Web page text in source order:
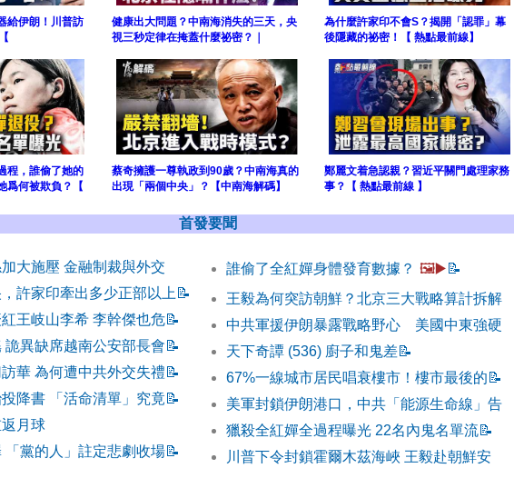
給伊朗！川普訪
健康出大問題？中南海消失的三天，央
視三秒定律在掩蓋什麼祕密？｜
為什麼許家印不會S？揭開「認罪」幕
後隱藏的祕密！【 熱點最前線】
程，誰偷了她的
爲何被欺負？【
蔡奇擁護一尊執政到90歲？中南海真的
出現「兩個中央」？【中南海解碼】
鄭麗文着急認親？習近平關門處理家務
事？【 熱點最前線 】
首發要聞
大施壓 金融制裁與外交
許家印牽出多少正部以上 📝
王岐山李希 李幹傑也危📝
詭異缺席越南公安部長會 📝
華 為何遭中共外交失禮 📝
降書 「活命清單」究竟 📝
月球
「黨的人」註定悲劇收場📝
誰偷了全紅嬋身體發育數據？ 🖼️▶️ 📝
王毅為何突訪朝鮮？北京三大戰略算計拆解
中共軍援伊朗暴露戰略野心 美國中東強硬
天下奇譚 (536) 廚子和鬼差📝
67%一線城市居民唱衰樓市！樓市最後的 📝
美軍封鎖伊朗港口，中共「能源生命線」告
獵殺全紅嬋全過程曝光 22名內鬼名單流📝
川普下令封鎖霍爾木茲海峽 王毅赴朝鮮安